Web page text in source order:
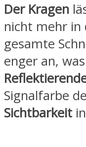
Der Kragen
nicht mehr in
gesamte
enger an,
Signalfarbe
Sichtbarkeit